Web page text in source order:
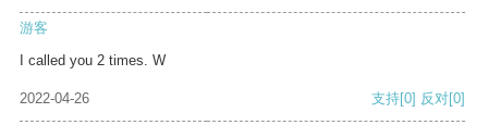
游客
I called you 2 times. W
2022-04-26 支持[0] 反对[0]